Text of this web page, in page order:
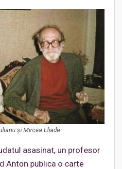
și Mircea Eliade
asasinat, un profesor
Anton publica o carte